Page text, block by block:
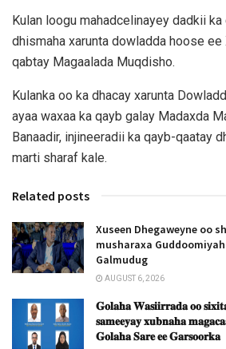
Kulan loogu mahadcelinayey dadkii
dhismaha xarunta dowladda hoose ee
qabtay Magaalada Muqdisho.
Kulanka oo ka dhacay xarunta
ayaa waxaa ka qayb galay Madaxda
Banaadir, injineeradii ka qayb-qaatay
marti sharaf kale.
Related posts
Xuseen Dhegaweyne oo
musharaxa
Galmudug
AUGUST 6, 2026
𝐆𝐨𝐥𝐚𝐡𝐚 𝐖𝐚𝐬𝐢𝐢𝐫𝐫𝐚𝐝𝐚 𝐨𝐨
𝐬𝐚𝐦𝐞𝐞𝐲𝐚𝐲 𝐱𝐮𝐛𝐧𝐚𝐡𝐚
𝐆𝐨𝐥𝐚𝐡𝐚 𝐒𝐚𝐫𝐞 𝐞𝐞 𝐆𝐚𝐫𝐬𝐨𝐨𝐫𝐤𝐚